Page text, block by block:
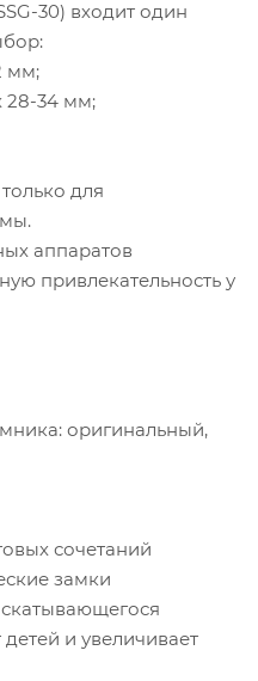
30) входит один
мм;
28-34 мм;
для
аппаратов
привлекательность у
оригинальный,
сочетаний
замки
и увеличивает